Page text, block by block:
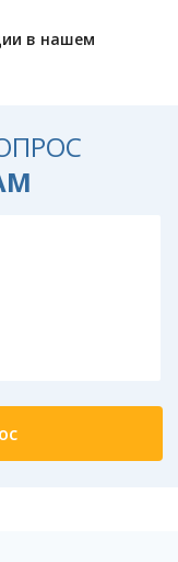
в нашем